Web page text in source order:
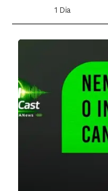
1 Dia ⁮